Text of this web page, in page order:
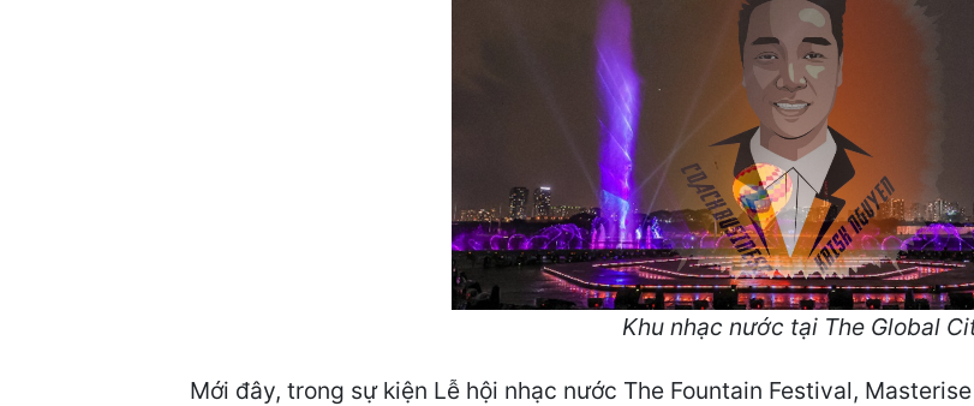
Khu nhạc nước tại The Global
Mới đây, trong sự kiện Lễ hội nhạc nước The Fountain Festival,